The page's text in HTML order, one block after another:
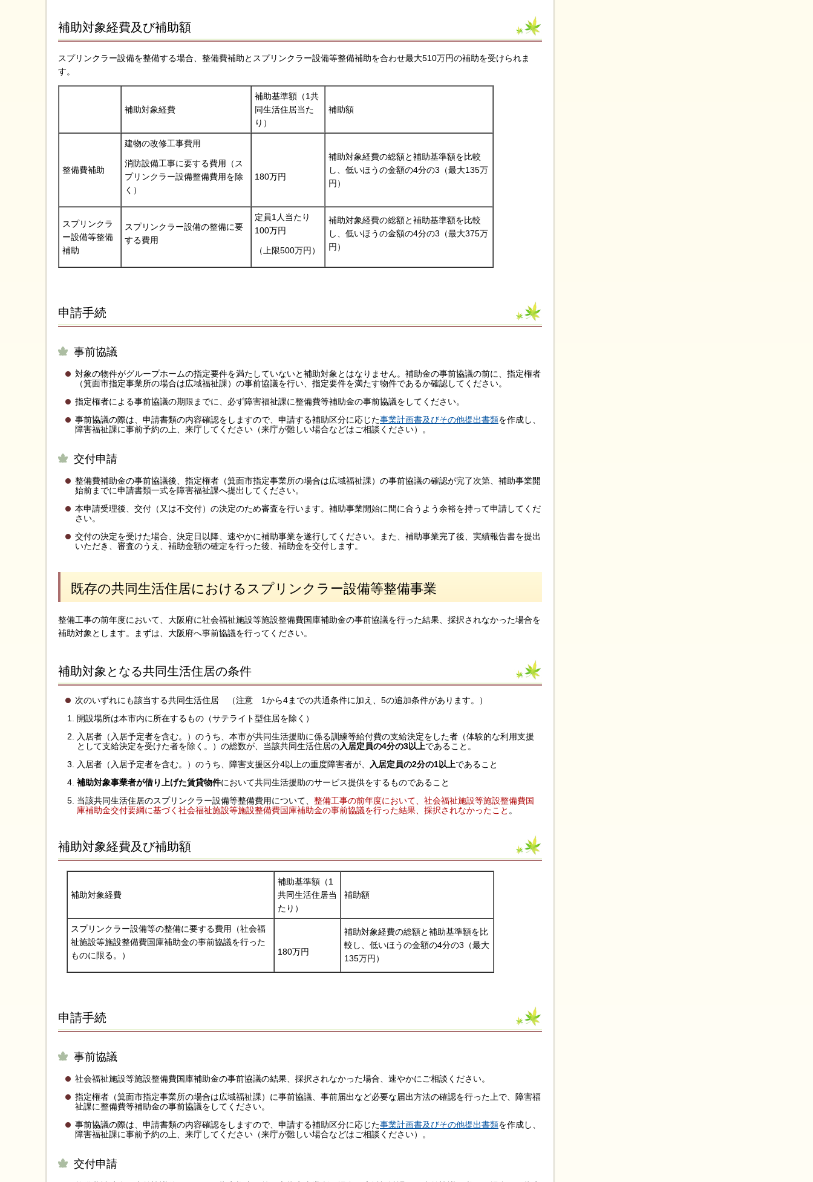
補助対象経費及び補助額
スプリンクラー設備を整備する場合、整備費補助とスプリンクラー設備等整備補助を合わせ最大510万円の補助を受けられま
す。
補助対象経費
補助基準額（1共
同生活住居当た
り）
補助額
整備費補助
建物の改修工事費用
消防設備工事に要する費用（ス
プリンクラー設備整備費用を除
く）
180万円
補助対象経費の総額と補助基準額を比較
し、低いほうの金額の4分の3（最大135万
円）
スプリンクラ
ー設備等整備
補助
スプリンクラー設備の整備に要
する費用
定員1人当たり
100万円
（上限500万円）
補助対象経費の総額と補助基準額を比較
し、低いほうの金額の4分の3（最大375万
円）
申請手続
事前協議
対象の物件がグループホームの指定要件を満たしていないと補助対象とはなりません。補助金の事前協議の前に、指定権者
（箕面市指定事業所の場合は広域福祉課）の事前協議を行い、指定要件を満たす物件であるか確認してください。
指定権者による事前協議の期限までに、必ず障害福祉課に整備費等補助金の事前協議をしてください。
事前協議の際は、申請書類の内容確認をしますので、申請する補助区分に応じた事業計画書及びその他提出書類を作成し、
障害福祉課に事前予約の上、来庁してください（来庁が難しい場合などはご相談ください）。
交付申請
整備費補助金の事前協議後、指定権者（箕面市指定事業所の場合は広域福祉課）の事前協議の確認が完了次第、補助事業開
始前までに申請書類一式を障害福祉課へ提出してください。
本申請受理後、交付（又は不交付）の決定のため審査を行います。補助事業開始に間に合うよう余裕を持って申請してくだ
さい。
交付の決定を受けた場合、決定日以降、速やかに補助事業を遂行してください。また、補助事業完了後、実績報告書を提出
いただき、審査のうえ、補助金額の確定を行った後、補助金を交付します。
既存の共同生活住居におけるスプリンクラー設備等整備事業
整備工事の前年度において、大阪府に社会福祉施設等施設整備費国庫補助金の事前協議を行った結果、採択されなかった場合を
補助対象とします。まずは、大阪府へ事前協議を行ってください。
補助対象となる共同生活住居の条件
次のいずれにも該当する共同生活住居 （注意 1から4までの共通条件に加え、5の追加条件があります。）
開設場所は本市内に所在するもの（サテライト型住居を除く）
入居者（入居予定者を含む。）のうち、本市が共同生活援助に係る訓練等給付費の支給決定をした者（体験的な利用支援
として支給決定を受けた者を除く。）の総数が、当該共同生活住居の入居定員の4分の3以上であること。
入居者（入居予定者を含む。）のうち、障害支援区分4以上の重度障害者が、
入居定員の2分の1以上であること
補助対象事業者が借り上げた賃貸物件において共同生活援助のサービス提供をするものであること
当該共同生活住居のスプリンクラー設備等整備費用について、 整備工事の前年度において、社会福祉施設等施設整備費国
庫補助金交付要綱に基づく社会福祉施設等施設整備費国庫補助金の事前協議を行った結果、採択されなかったこと 。
補助対象経費及び補助額
補助対象経費
補助基準額（1
共同生活住居当
たり）
補助額
スプリンクラー設備等の整備に要する費用（社会福
祉施設等施設整備費国庫補助金の事前協議を行った
ものに限る。）
180万円
補助対象経費の総額と補助基準額を比
較し、低いほうの金額の4分の3（最大
135万円）
申請手続
事前協議
社会福祉施設等施設整備費国庫補助金の事前協議の結果、採択されなかった場合、速やかにご相談ください。
指定権者（箕面市指定事業所の場合は広域福祉課）に事前協議、事前届出など必要な届出方法の確認を行った上で、障害福
祉課に整備費等補助金の事前協議をしてください。
事前協議の際は、申請書類の内容確認をしますので、申請する補助区分に応じた事業計画書及びその他提出書類を作成し、
障害福祉課に事前予約の上、来庁してください（来庁が難しい場合などはご相談ください）。
交付申請